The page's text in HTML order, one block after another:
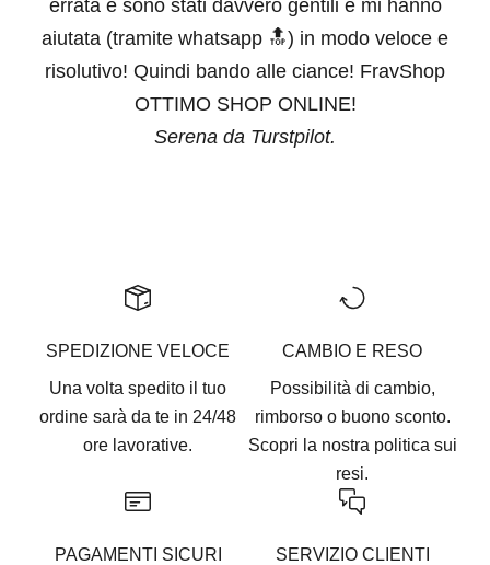
errata e sono stati davvero gentili e mi hanno
aiutata (tramite whatsapp 🔝) in modo veloce e
risolutivo! Quindi bando alle ciance! FravShop
OTTIMO SHOP ONLINE!
Serena da Turstpilot.
SPEDIZIONE VELOCE
Una volta spedito il tuo
ordine sarà da te in 24/48
ore lavorative.
CAMBIO E RESO
Possibilità di cambio,
rimborso o buono sconto.
Scopri la nostra politica sui
resi.
PAGAMENTI SICURI
SERVIZIO CLIENTI